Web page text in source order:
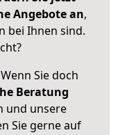
Angebote an,
bei Ihnen sind.
Sie doch
Beratung
und unsere
Sie gerne auf